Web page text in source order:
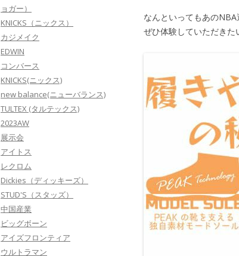
なんといってもあのNBA
ぜひ体験していただきた
ョガー）
KNICKS（ニックス）
カジメイク
EDWIN
コンバース
KNICKS(ニックス)
new balance(ニューバランス)
TULTEX (タルテックス)
2023AW
展示会
アイトス
レクロム
Dickies（ディッキーズ）
STUD'S（スタッズ）
中国産業
ビッグボーン
アイズフロンティア
ウルトラマン